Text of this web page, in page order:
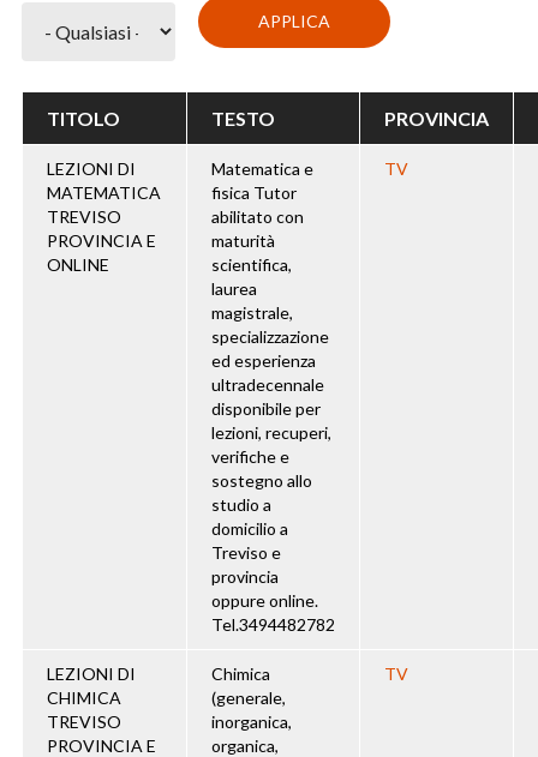
TITOLO TESTO PROVINCIA
LEZIONI DI
MATEMATICA
TREVISO
PROVINCIA E
ONLINE
Matematica e
fisica Tutor
abilitato con
maturità
scientifica,
laurea
magistrale,
specializzazione
ed esperienza
ultradecennale
disponibile per
lezioni, recuperi,
verifiche e
sostegno allo
studio a
domicilio a
Treviso e
provincia
oppure online.
Tel.3494482782
TV
LEZIONI DI
CHIMICA
TREVISO
PROVINCIA E
Chimica
(generale,
inorganica,
organica,
TV